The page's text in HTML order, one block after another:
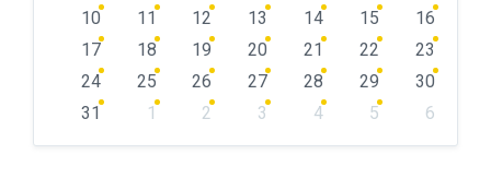
10
11 12 13 14 15
16
17
18 19 20 21 22
23
24
25 26 27 28 29
30
31
1 2 3 4 5
6